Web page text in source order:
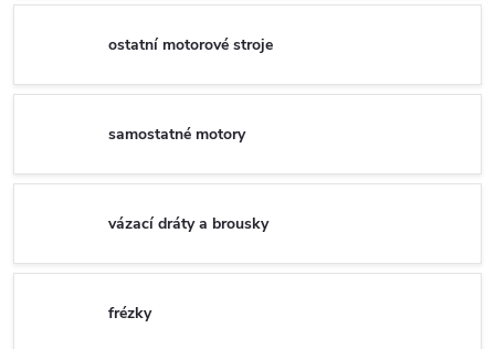
ostatní motorové stroje
samostatné motory
vázací dráty a brousky
frézky